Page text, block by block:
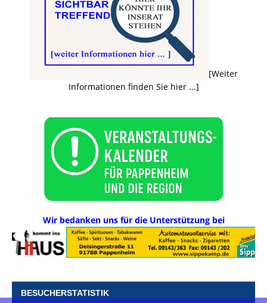
[Weiter
Informationen finden Sie hier ...]
Wir bedanken uns für die Unterstützung bei
BESUCHERSTATISTIK